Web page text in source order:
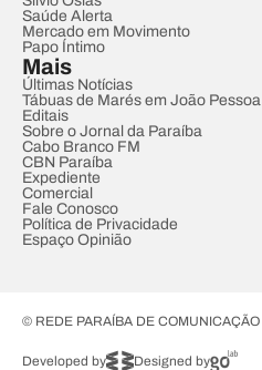
Saúde Alerta
Mercado em Movimento
Papo Íntimo
Mais
Últimas Notícias
Tábuas de Marés em João Pessoa
Editais
Sobre o Jornal da Paraíba
Cabo Branco FM
CBN Paraíba
Expediente
Comercial
Fale Conosco
Política de Privacidade
Espaço Opinião
© REDE PARAÍBA DE COMUNICAÇÃO
Developed by Designed by